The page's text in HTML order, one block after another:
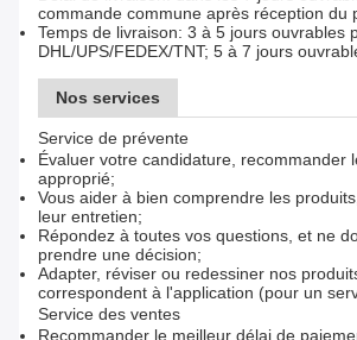
commande commune après réception du
Temps de livraison: 3 à 5 jours ouvrables
DHL/UPS/FEDEX/TNT; 5 à 7 jours
Nos services
Service de prévente
Évaluer votre candidature, recommander
approprié;
Vous aider à bien comprendre les
leur entretien;
Répondez à toutes vos questions, et ne
prendre une décision;
Adapter, réviser ou redessiner nos
correspondent à l'application (pour un
Service des ventes
Recommander le meilleur délai de